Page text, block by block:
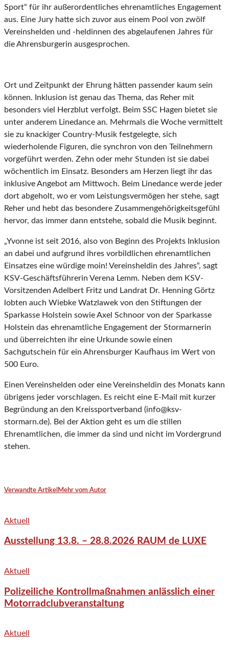
Sport“ für ihr außerordentliches ehrenamtliches Engagement
aus. Eine Jury hatte sich zuvor aus einem Pool von zwölf
Vereinshelden und -heldinnen des abgelaufenen Jahres für
die Ahrensburgerin ausgesprochen.
Ort und Zeitpunkt der Ehrung hätten passender kaum sein
können. Inklusion ist genau das Thema, das Reher mit
besonders viel Herzblut verfolgt. Beim SSC Hagen bietet sie
unter anderem Linedance an. Mehrmals die Woche vermittelt
sie zu knackiger Country-Musik festgelegte, sich
wiederholende Figuren, die synchron von den Teilnehmern
vorgeführt werden. Zehn oder mehr Stunden ist sie dabei
wöchentlich im Einsatz. Besonders am Herzen liegt ihr das
inklusive Angebot am Mittwoch. Beim Linedance werde jeder
dort abgeholt, wo er vom Leistungsvermögen her stehe, sagt
Reher und hebt das besondere Zusammengehörigkeitsgefühl
hervor, das immer dann entstehe, sobald die Musik beginnt.
„Yvonne ist seit 2016, also von Beginn des Projekts Inklusion
an dabei und aufgrund ihres vorbildlichen ehrenamtlichen
Einsatzes eine würdige moin! Vereinsheldin des Jahres“, sagt
KSV-Geschäftsführerin Verena Lemm. Neben dem KSV-
Vorsitzenden Adelbert Fritz und Landrat Dr. Henning Görtz
lobten auch Wiebke Watzlawek von den Stiftungen der
Sparkasse Holstein sowie Axel Schnoor von der Sparkasse
Holstein das ehrenamtliche Engagement der Stormarnerin
und überreichten ihr eine Urkunde sowie einen
Sachgutschein für ein Ahrensburger Kaufhaus im Wert von
500 Euro.
Einen Vereinshelden oder eine Vereinsheldin des Monats kann
übrigens jeder vorschlagen. Es reicht eine E-Mail mit kurzer
Begründung an den Kreissportverband (info@ksv-
stormarn.de). Bei der Aktion geht es um die stillen
Ehrenamtlichen, die immer da sind und nicht im Vordergrund
stehen.
Verwandte Artikel Mehr vom Autor
Aktuell
Ausstellung 13.8. – 28.8.2026 RAUM de LUXE
Aktuell
Polizeiliche Kontrollmaßnahmen anlässlich einer
Motorradclubveranstaltung
Aktuell